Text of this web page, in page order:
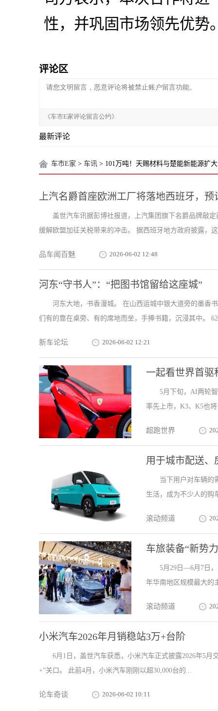
性，并巩固市场领先优势
评论区
最新评论
车市E家 > 车讯 > 101万吨！天赐材料与楚能新能源扩
上汽名爵首座欧洲工厂将落地西班牙，预
盖世汽车讯据彭博社报道，上汽集团旗下名爵品牌敲
缓解欧盟加征关税带来的冲击。 据西班牙地方政府披露，
品车闻百魅 2026-06-02 12:48
河东“守书人”：“把图书馆留给这座城”
河东大地，书香漫城。 在山西运城中银大道旁的墨香
们有的靠在桌旁、有的席地而坐，手捧书籍，沉浸其中。
新车论坛 2026-06-02 12:21
一起看世界首驱
5月下旬，AI两轮
率先上市，K3、K5也
超跑世界
用于城市配送
当下用户对车辆的
生活，成为不少人的购
滚动频道
车旅装备“新势
5月29日—6月7日
年华南地区规模最大的
滚动频道
小米汽车2026年月销稳站3万+台阶
6月1日，盖世汽车获悉，小米汽车正式披露2026年5月
+”关口。 此前4月，小米汽车刚刚以超30,000台的...
论车奇谈 2026-06-02 10:11